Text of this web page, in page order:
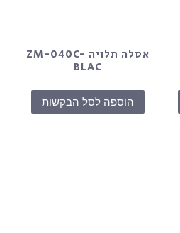
אסלה תלויה ZM-040C-
BLAC
הוספה לסל הבקשות